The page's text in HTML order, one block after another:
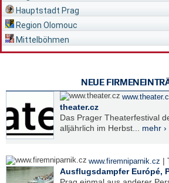
Hauptstadt Prag
Region Olomouc
Mittelböhmen
NEUE
theater.cz
Das Prager Theaterfestival
alljährlich im Herbst... mehr ›
www.firemniparnik.cz |
Ausflugsdampfer Európé,